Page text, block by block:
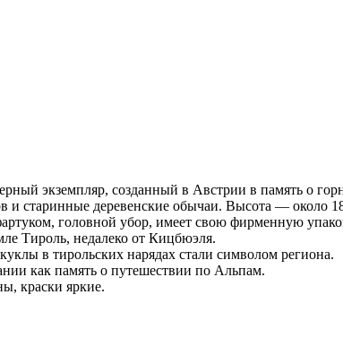
экземпляр, созданный в Австрии в память о
старинные деревенские обычаи. Высота — около
головной убор, имеет свою фирменную
Тироль, недалеко от Кицбюэля.
в тирольских нарядах стали символом региона.
как память о путешествии по Альпам.
краски яркие.